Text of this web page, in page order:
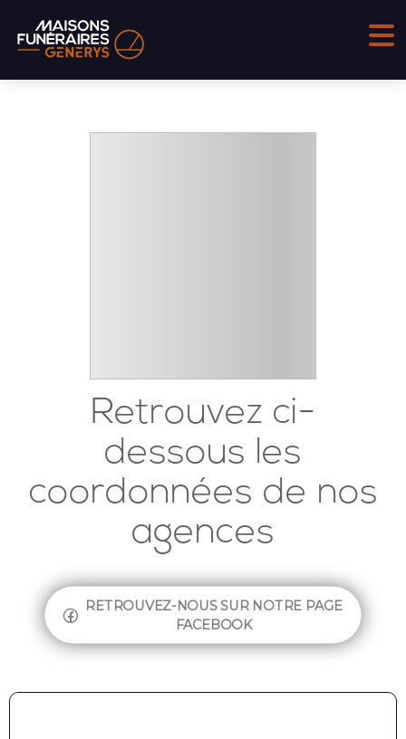
Retrouvez ci-
dessous les
coordonnées de nos
agences
RETROUVEZ-NOUS SUR NOTRE PAGE
FACEBOOK